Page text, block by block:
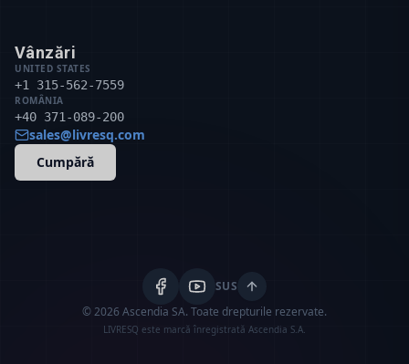
Vânzări
UNITED STATES
+1 315-562-7559
ROMÂNIA
+40 371-089-200
sales@livresq.com
Cumpără
SUS
© 2026 Ascendia SA. Toate drepturile rezervate.
LIVRESQ este marcă înregistrată Ascendia S.A.